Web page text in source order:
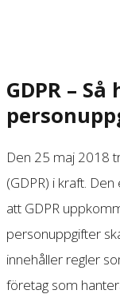
GDPR –
Den 25 maj 2018
(GDPR) i kraft.
att GDPR
personuppgifter
innehåller regler
företag som